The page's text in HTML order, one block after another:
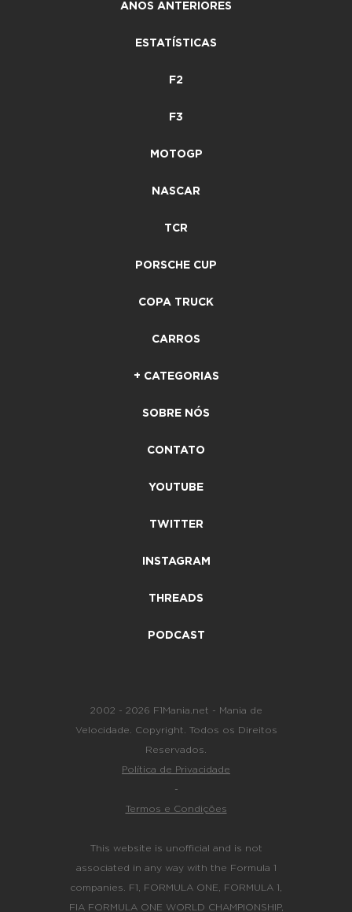
ANOS ANTERIORES
ESTATÍSTICAS
F2
F3
MOTOGP
NASCAR
TCR
PORSCHE CUP
COPA TRUCK
CARROS
+ CATEGORIAS
SOBRE NÓS
CONTATO
YOUTUBE
TWITTER
INSTAGRAM
THREADS
PODCAST
2002 - 2026 F1Mania.net - Mania de
Velocidade. Copyright. Todos os Direitos
Reservados.
Política de Privacidade
-
Termos e Condições
This website is unofficial and is not
associated in any way with the Formula 1
companies. F1, FORMULA ONE, FORMULA 1,
FIA FORMULA ONE WORLD CHAMPIONSHIP,